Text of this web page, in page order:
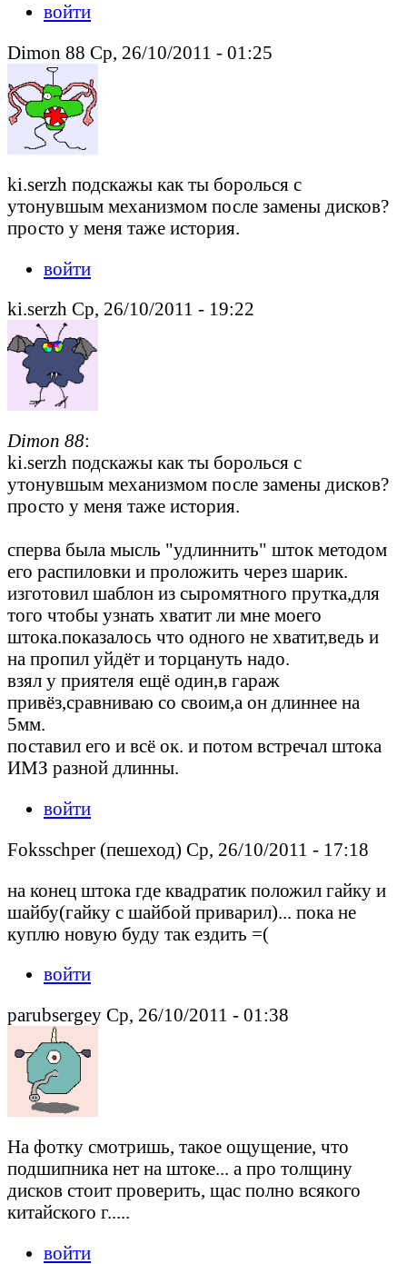
войти
Dimon 88 Ср, 26/10/2011 - 01:25
ki.serzh подскажы как ты боролься с
утонувшым механизмом после замены дисков?
просто у меня таже история.
войти
ki.serzh Ср, 26/10/2011 - 19:22
Dimon 88:
ki.serzh подскажы как ты боролься с
утонувшым механизмом после замены дисков?
просто у меня таже история.
сперва была мысль "удлиннить" шток методом
его распиловки и проложить через шарик.
изготовил шаблон из сыромятного прутка,для
того чтобы узнать хватит ли мне моего
штока.показалось что одного не хватит,ведь и
на пропил уйдёт и торцануть надо.
взял у приятеля ещё один,в гараж
привёз,сравниваю со своим,а он длиннее на
5мм.
поставил его и всё ок. и потом встречал штока
ИМЗ разной длинны.
войти
Foksschper (пешеход) Ср, 26/10/2011 - 17:18
на конец штока где квадратик положил гайку и
шайбу(гайку с шайбой приварил)... пока не
куплю новую буду так ездить =(
войти
parubsergey Ср, 26/10/2011 - 01:38
На фотку смотришь, такое ощущение, что
подшипника нет на штоке... а про толщину
дисков стоит проверить, щас полно всякого
китайского г.....
войти